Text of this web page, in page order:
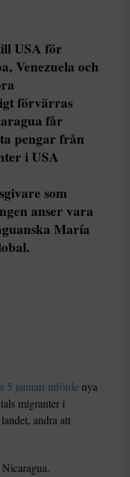
USA för
Venezuela och
förvärras
får
pengar från
i USA
som
anser vara
María
5 januari införde nya
migranter i
andra att